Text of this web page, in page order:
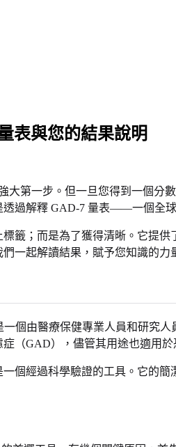
表與您的結果說明
大第一步。但一旦您得到一個分
過解釋 GAD-7 量表——一個全
籤；而是為了獲得清晰。它提
一起解讀結果，賦予您知識的
個由醫療保健專業人員和研究
（GAD），儘管其用途也適用
個經過科學驗證的工具。它的